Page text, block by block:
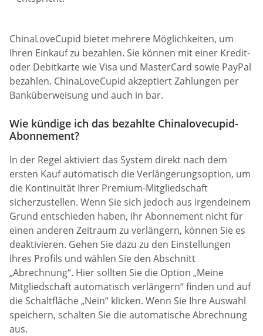
ChinaLoveCupid bietet mehrere Möglichkeiten, um
Ihren Einkauf zu bezahlen. Sie können mit einer Kredit-
oder Debitkarte wie Visa und MasterCard sowie PayPal
bezahlen. ChinaLoveCupid akzeptiert Zahlungen per
Banküberweisung und auch in bar.
Wie kündige ich das bezahlte Chinalovecupid-
Abonnement?
In der Regel aktiviert das System direkt nach dem
ersten Kauf automatisch die Verlängerungsoption, um
die Kontinuität Ihrer Premium-Mitgliedschaft
sicherzustellen. Wenn Sie sich jedoch aus irgendeinem
Grund entschieden haben, Ihr Abonnement nicht für
einen anderen Zeitraum zu verlängern, können Sie es
deaktivieren. Gehen Sie dazu zu den Einstellungen
Ihres Profils und wählen Sie den Abschnitt
„Abrechnung“. Hier sollten Sie die Option „Meine
Mitgliedschaft automatisch verlängern“ finden und auf
die Schaltfläche „Nein“ klicken. Wenn Sie Ihre Auswahl
speichern, schalten Sie die automatische Abrechnung
aus.